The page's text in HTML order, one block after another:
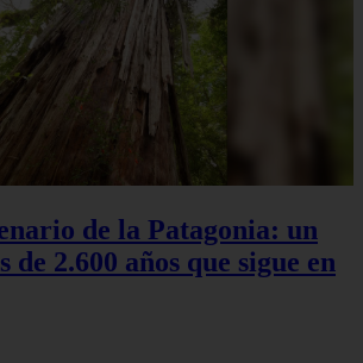
de la Patagonia: un
de 2.600 años que sigue en